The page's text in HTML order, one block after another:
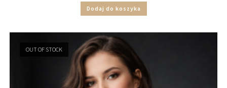
Dodaj do koszyka
OUT OF STOCK